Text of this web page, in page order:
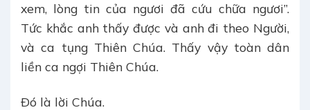
xem, lòng tin của ngươi đã cứu chữa ngươi”.
Tức khắc anh thấy được và anh đi theo Người,
và ca tụng Thiên Chúa. Thấy vậy toàn dân
liền ca ngợi Thiên Chúa.
Ðó là lời Chúa.